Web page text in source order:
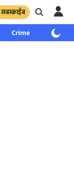
सबस्क्राईब
Crime साप्ताहिक